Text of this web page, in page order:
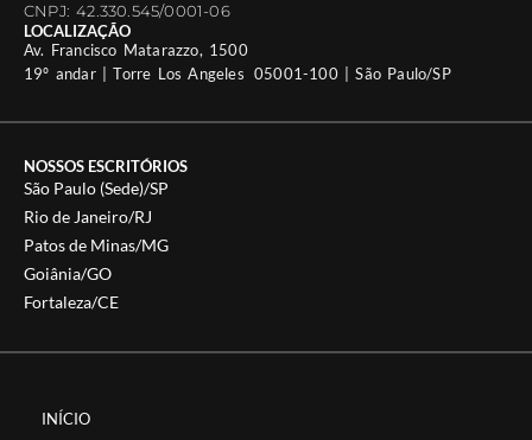
CNPJ: 42.330.545/0001-06
LOCALIZAÇÃO
Av. Francisco Matarazzo, 1500
19º andar | Torre Los Angeles 05001-100 | São Paulo/SP
NOSSOS ESCRITÓRIOS
São Paulo (Sede)/SP
Rio de Janeiro/RJ
Patos de Minas/MG
Goiânia/GO
Fortaleza/CE
INÍCIO